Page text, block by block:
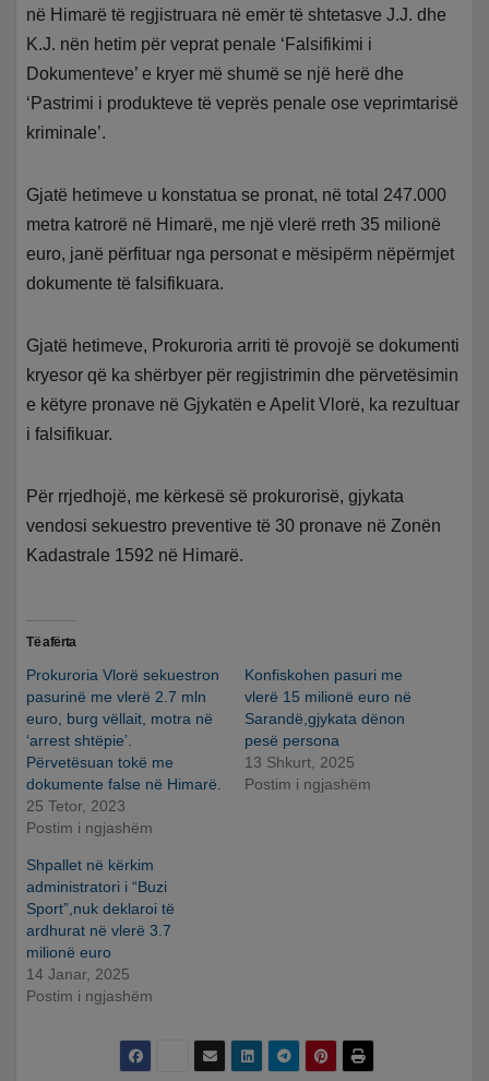
në Himarë të regjistruara në emër të shtetasve J.J. dhe
K.J. nën hetim për veprat penale ‘Falsifikimi i
Dokumenteve’ e kryer më shumë se një herë dhe
‘Pastrimi i produkteve të veprës penale ose veprimtarisë
kriminale’.
Gjatë hetimeve u konstatua se pronat, në total 247.000
metra katrorë në Himarë, me një vlerë rreth 35 milionë
euro, janë përfituar nga personat e mësipërm nëpërmjet
dokumente të falsifikuara.
Gjatë hetimeve, Prokuroria arriti të provojë se dokumenti
kryesor që ka shërbyer për regjistrimin dhe përvetësimin
e këtyre pronave në Gjykatën e Apelit Vlorë, ka rezultuar
i falsifikuar.
Për rrjedhojë, me kërkesë së prokurorisë, gjykata
vendosi sekuestro preventive të 30 pronave në Zonën
Kadastrale 1592 në Himarë.
Të afërta
Prokuroria Vlorë sekuestron
pasurinë me vlerë 2.7 mln
euro, burg vëllait, motra në
‘arrest shtëpie’.
Përvetësuan tokë me
dokumente false në Himarë.
25 Tetor, 2023
Postim i ngjashëm
Konfiskohen pasuri me
vlerë 15 milionë euro në
Sarandë,gjykata dënon
pesë persona
13 Shkurt, 2025
Postim i ngjashëm
Shpallet në kërkim
administratori i “Buzi
Sport”,nuk deklaroi të
ardhurat në vlerë 3.7
milionë euro
14 Janar, 2025
Postim i ngjashëm